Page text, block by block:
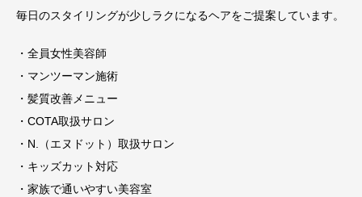
毎日のスタイリングが少しラクになるヘアをご提案しています。
・全員女性美容師
・マンツーマン施術
・髪質改善メニュー
・COTA取扱サロン
・N.（エヌドット）取扱サロン
・キッズカット対応
・家族で通いやすい美容室